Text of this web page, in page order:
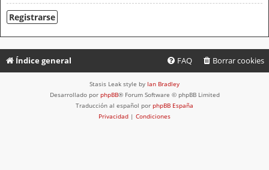
Registrarse
Índice general Borrar cookies
FAQ
Stasis Leak style by Ian Bradley
Desarrollado por phpBB® Forum Software © phpBB Limited
Traducción al español por phpBB España
Privacidad | Condiciones